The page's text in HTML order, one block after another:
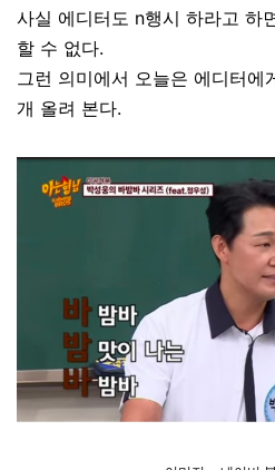
사실 에디터도 n행시 하라고 하
할 수 없다.
그런 의미에서 오늘은 에디터에
개 올려 본다.